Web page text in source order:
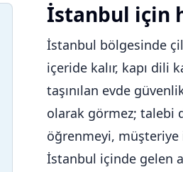
İstanbul için
İstanbul bölgesinde
içeride kalır, kapı dili
taşınılan evde
olarak görmez; talebi
öğrenmeyi,
İstanbul içinde gelen